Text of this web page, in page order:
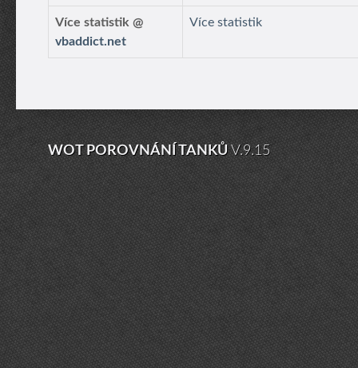
Více statistik @
vbaddict.net
Více statistik
WOT POROVNÁNÍ TANKŮV.9.15